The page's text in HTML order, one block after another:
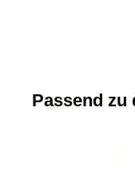
Passend zu